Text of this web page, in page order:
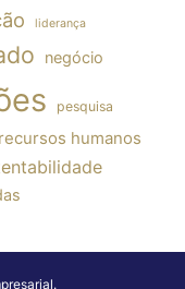
liderança
negócio
pesquisa
recursos humanos